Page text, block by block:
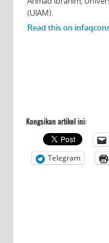
Kongsikan artikel ini:
Telegram